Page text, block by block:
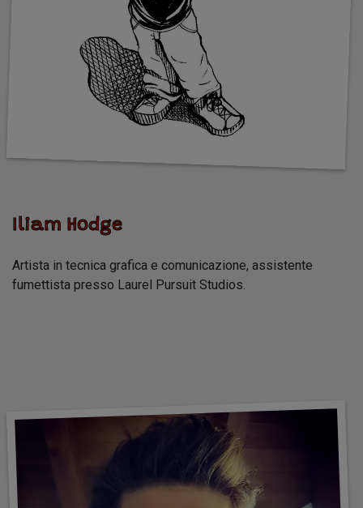
Iliam Hodge
Artista in tecnica grafica e comunicazione, assistente
fumettista presso Laurel Pursuit Studios.